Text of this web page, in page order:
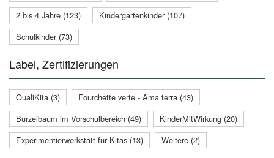
2 bis 4 Jahre (123)
Kindergartenkinder (107)
Schulkinder (73)
Label, Zertifizierungen
QualiKita (3)
Fourchette verte - Ama terra (43)
Burzelbaum im Vorschulbereich (49)
KinderMitWirkung (20)
Experimentierwerkstatt für Kitas (13)
Weitere (2)